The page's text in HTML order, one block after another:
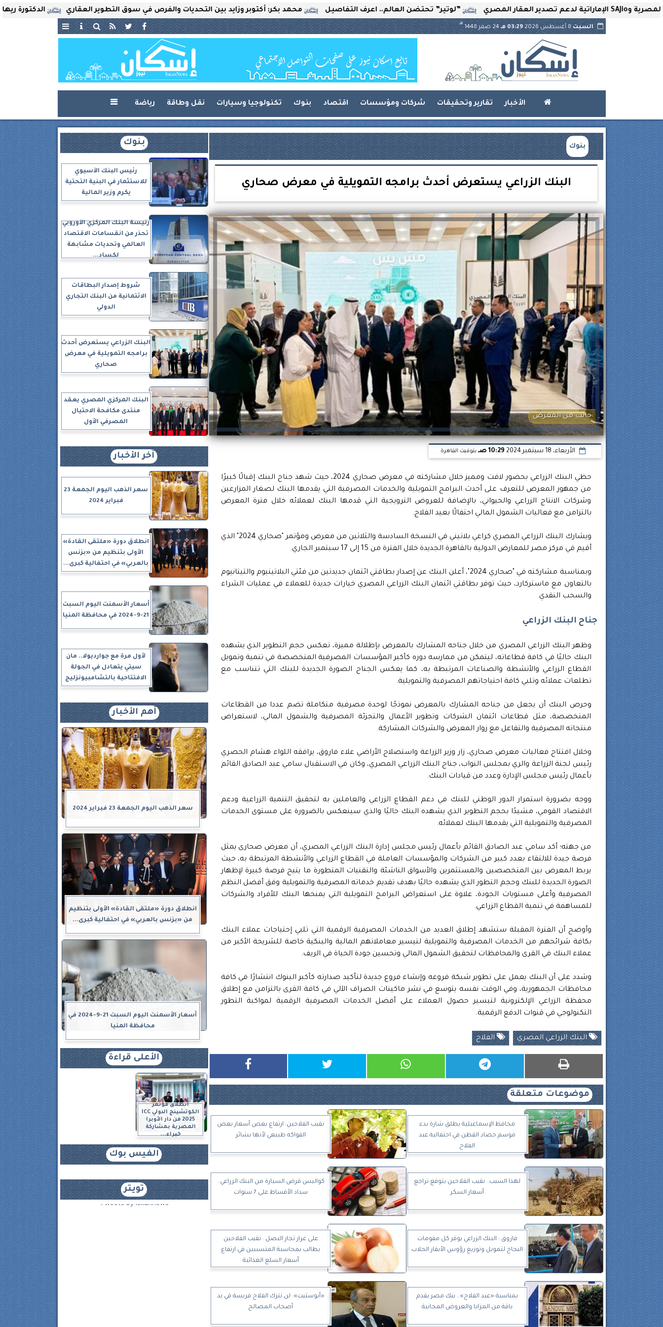
الدكتورة ريهام ثروت محمد بكر: أكتوبر وزايد بين التحديات والفرص في سوق التطوير العقاري ”لوتير” تحتضن العالم.. اعرف التفاصيل
السبت8 أغسطس 2026 03:29 مـ 24 صفر 1448
هـ
الأخبار تقارير وتحقيقات شركات ومؤسسات اقتصاد بنوك تكنولوجيا وسيارات نقل وطاقة رياضة 
بنوك
البنك الزراعي يستعرض أحدث برامجه التمويلية في معرض صحاري
جانب من المعرض
الأربعاء، 18 سبتمبر 2024 10:29 صـ بتوقيت القاهرة
حظي البنك الزراعي بحضور لافت ومميز خلال مشاركته في معرض صحاري 2024، حيث شهد جناح البنك إقبالًا كبيرًا
من جمهور المعرض للتعرف على أحدث البرامج التمويلية والخدمات المصرفية التي يقدمها البنك لصغار المزارعين
وشركات الانتاج الزراعي والحيواني، بالإضافة للعروض الترويجية التي قدمها البنك لعملائه خلال فترة المعرض
بالتزامن مع فعاليات الشمول المالي احتفالًا بعيد الفلاح.
ويشارك البنك الزراعي المصري كراعي بلاتيني في النسخة السادسة والثلاثين من معرض ومؤتمر "صحاري 2024" الذي
أقيم في مركز مصر للمعارض الدولية بالقاهرة الجديدة خلال الفترة من 15 إلى 17 سبتمبر الجاري.
وبمناسبة مشاركته في "صحاري 2024"، أعلن البنك عن إصدار بطاقتي ائتمان جديدتين من فئتي البلاتينيوم والتيتانيوم
بالتعاون مع ماستركارد، حيث توفر بطاقتي ائتمان البنك الزراعي المصري خيارات جديدة للعملاء في عمليات الشراء
والسحب النقدي.
جناح البنك الزراعي
وظهر البنك الزراعي المصري من خلال جناحه المشارك بالمعرض بإطلالة مميزة، تعكس حجم التطوير الذي يشهده
البنك حاليًا في كافة قطاعاته، ليتمكن من ممارسه دوره كأكبر المؤسسات المصرفية المتخصصة في تنمية وتمويل
القطاع الزراعي والأنشطة والصناعات المرتبطة به، كما يعكس الجناح الصورة الجديدة للبنك التي تتناسب مع
تطلعات عملائه وتلبي كافة احتياجاتهم المصرفية والتمويلية.
وحرص البنك أن يجعل من جناحه المشارك بالمعرض نموذجًا لوحدة مصرفية متكاملة تضم عددا من القطاعات
المتخصصة، مثل قطاعات ائتمان الشركات وتطوير الأعمال والتجزئة المصرفية والشمول المالي، لاستعراض
منتجاته المصرفية والتفاعل مع زوار المعرض والشركات المشاركة.
وخلال افتتاح فعاليات معرض صحاري، زار وزير الزراعة واستصلاح الأراضي علاء فاروق، يرافقه اللواء هشام الحصري
رئيس لجنة الزراعة والري بمجلس النواب، جناح البنك الزراعي المصري، وكان في الاستقبال سامي عبد الصادق القائم
بأعمال رئيس مجلس الإدارة وعدد من قيادات البنك.
ووجه بضرورة استمرار الدور الوطني للبنك في دعم القطاع الزراعي والعاملين به لتحقيق التنمية الزراعية ودعم
الاقتصاد القومي، مشيدًا بحجم التطوير الذي يشهده البنك حاليًا والذي سينعكس بالضرورة على مستوى الخدمات
المصرفية والتمويلية التي يقدمها البنك لعملائه.
من جهته؛ أكد سامي عبد الصادق القائم بأعمال رئيس مجلس إدارة البنك الزراعي المصري، أن معرض صحارى يمثل
فرصة جيدة للالتقاء بعدد كبير من الشركات والمؤسسات العاملة في القطاع الزراعي والأنشطة المرتبطة به، حيث
يربط المعرض بين المتخصصين والمستثمرين والأسواق الناشئة والتقنيات المتطورة ما يتيح فرصة كبيرة لإظهار
الصورة الجديدة للبنك وحجم التطور الذي يشهده حاليًا بهدف تقديم خدماته المصرفية والتمويلية وفق أفضل النظم
المصرفية وأعلى مستويات الجودة، علاوة على استعراض البرامج التمويلية التي يمنحها البنك للأفراد والشركات
للمساهمة في تنمية القطاع الزراعي.
وأوضح أن الفترة المقبلة ستشهد إطلاق العديد من الخدمات المصرفية الرقمية التي تلبي إحتياجات عملاء البنك
بكافة شرائحهم من الخدمات المصرفية والتمويلية لتيسير معاملاتهم المالية والبنكية خاصة للشريحة الأكبر من
عملاء البنك في القرى والمحافظات لتحقيق الشمول المالي وتحسين جودة الحياة في الريف.
وشدد على أن البنك يعمل على تطوير شبكة فروعه وإنشاء فروع جديدة لتأكيد صدارته كأكبر البنوك انتشارًا في كافة
محافظات الجمهورية، وفي الوقت نفسه يتوسع في نشر ماكينات الصراف الآلي في كافة القرى بالتزامن مع إطلاق
محفظة الزراعي الإلكترونية لتيسير حصول العملاء على أفضل الخدمات المصرفية الرقمية لمواكبة التطور
التكنولوجي في قنوات الدفع الرقمية.
البنك الزراعي المصري الفلاح
موضوعات متعلقة
محافظ الإسماعيلية يطلق شارة بدء
موسم حصاد القطن في احتفالية عيد
الفلاح
نقيب الفلاحين: ارتفاع بعض أسعار بعض
الفواكه طبيعي لأنها بشائر
لهذا السبب.. نقيب الفلاحين يتوقع تراجع
أسعار السكر
كواليس قرض السيارة من البنك الزراعي..
سداد الأقساط على 7 سنوات
فاروق : البنك الزراعي يوفر كل مقومات
النجاح لتمويل وتوزيع رؤوس الأبقار الحلاب
على غرار تجار البصل.. نقيب الفلاحين
يطالب بمحاسبة المتسببين في ارتفاع
أسعار السلع الغذائية
بمناسبة «عيد الفلاح».. بنك مصر يقدم
باقة من المزايا والعروض المجانية
«أبوستيت»: لن نترك الفلاح فريسة في يد
أصحاب المصالح
بنوك
رئيس البنك الآسيوي
للاستثمار في البنية التحتية
يكرم وزير المالية
رئيسة البنك المركزي الأوروبي
تحذر من انقسامات الاقتصاد
العالمي وتحديات مشابهة
لكساد...
شروط إصدار البطاقات
الائتمانية من البنك التجاري
الدولي
البنك الزراعي يستعرض أحدث
برامجه التمويلية في معرض
صحاري
البنك المركزي المصري يعقد
منتدى مكافحة الاحتيال
المصرفي الأول
آخر الأخبار
سعر الذهب اليوم الجمعة 23
فبراير 2024
انطلاق دورة «ملتقى القادة»
الأولى بتنظيم من «بزنس
بالعربي» في احتفالية كبرى...
أسعار الأسمنت اليوم السبت
21-9-2024 في محافظة المنيا
لأول مرة مع جوارديولا.. مان
سيتي يتعادل في الجولة
الافتتاحية بالتشامبيونزليج
أهم الأخبار
سعر الذهب اليوم الجمعة 23 فبراير 2024
انطلاق دورة «ملتقى القادة» الأولى بتنظيم
من «بزنس بالعربي» في احتفالية كبرى...
أسعار الأسمنت اليوم السبت 21-9-2024 في
محافظة المنيا
الأعلى قراءة
انطلاق مؤتمر
الكوتشينج الدولي ICC
2025 من دار الأوبرا
المصرية بمشاركة
خبراء...
الفيس بوك
تويتر
Tweets by iskannews